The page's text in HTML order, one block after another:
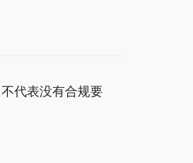
代表没有合规要